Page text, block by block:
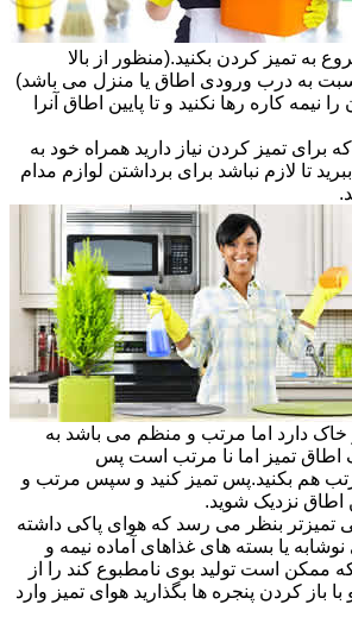
به تمیز کردن بکنید.(منظور از بالا
به درب ورودی اطاق یا منزل می باشد)
نیمه کاره رها نکنید و تا پایین اطاق آنرا
برای تمیز کردن نیاز دارید همراه خود به
تا لازم نباشد برای برداشتن لوازم مدام
خاک دارد اما مرتب و منظم می باشد به
اطاق تمیز اما نا مرتب است پس
هم بکنید.پس تمیز کنید و سپس مرتب و
اطاق نزدیک شوید.
تمیزتر بنظر می رسد که هوای پاکی داشته
یا بسته های غذاهای آماده نیمه و
ممکن است تولید بوی نامطبوع کند را از
باز کردن پنجره ها بگذارید هوای تمیز وارد